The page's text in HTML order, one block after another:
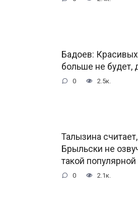
Бадоев:
больше не будет,
0 2.5к.
Талызина
Брыльски не
такой популярной
0 2.1к.